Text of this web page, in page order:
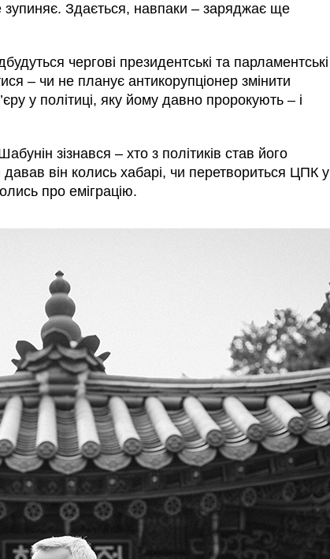
Здається, навпаки – заряджає ще
чергові президентські та парламентські
– чи не планує антикорупціонер змінити
у політиці, яку йому давно пророкують – і
зізнався – хто з політиків став його
він колись хабарі, чи перетвориться ЦПК у
про еміграцію.